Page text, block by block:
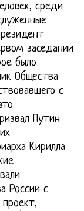
среди
заседании
было
Общества
с
Путин
Кирилла
России с